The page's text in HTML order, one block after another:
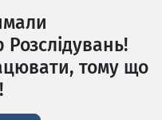
тому що